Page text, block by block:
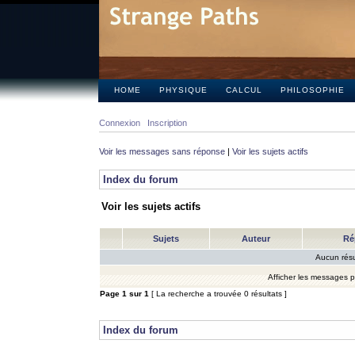
HOME PHYSIQUE CALCUL PHILOSOPHIE
Connexion Inscription
Voir les messages sans réponse | Voir les sujets actifs
Index du forum
Voir les sujets actifs
Sujets Auteur
Aucun
Afficher les messages
Page 1 sur 1 [ La recherche a trouvée 0 résultats ]
Index du forum